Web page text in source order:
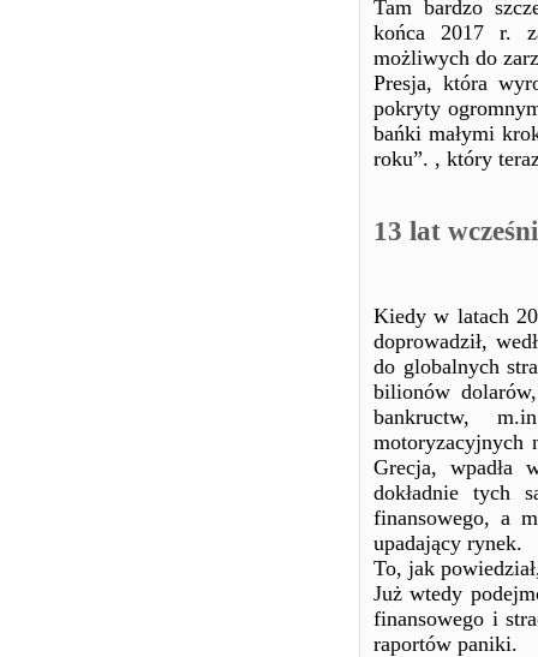
Tam bardzo
końca 2017 r.
możliwych do
Presja, która
pokryty
bańki małymi
roku”. , który
13 lat
Kiedy w latach
doprowadził,
do globalnych
bilionów
bankructw,
motoryzacyjnych
Grecja, wpadła
dokładnie tych
finansowego, a
upadający rynek.
To, jak
Już wtedy
finansowego i
raportów paniki.